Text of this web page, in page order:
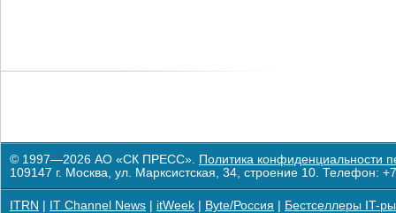
© 1997—2026 АО «СК ПРЕСС». Политика конфиденциальности
109147 г. Москва, ул. Марксистская, 34, строение 10. Телефон:
ITRN IT Channel News itWeek Byte/Россия Бестселлеры IT-